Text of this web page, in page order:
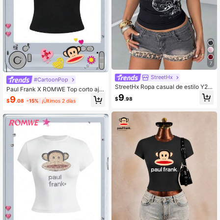
#CartoonPop
Paul Frank X ROMWE Top corto aju
stado con estampado de mono, estil
o Y2K Kpop para mujer
$9.08 -15% ¡Últimos 2 días
7
StreetHx
StreetHx Ropa casual de estilo Y2K
para mujer, camisetas gráficas de s
ubcultura gótica, camisetas ajustad
$9.98